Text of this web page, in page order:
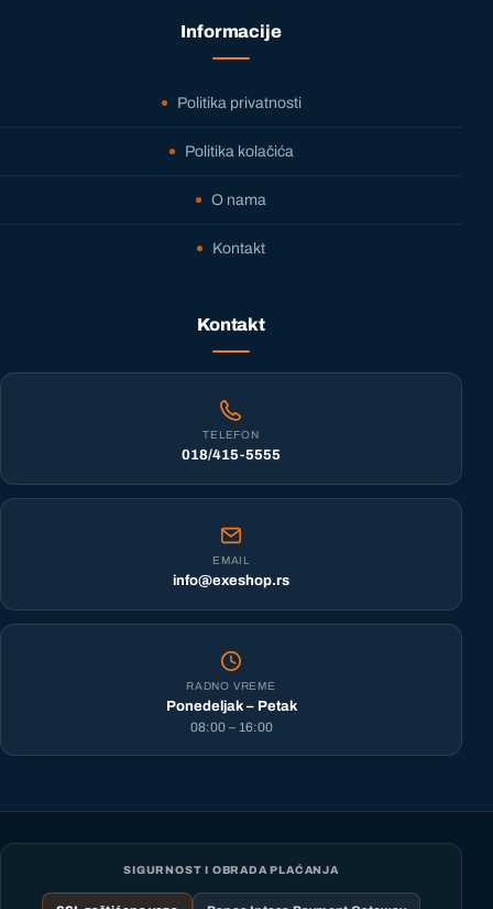
Informacije
Politika privatnosti
Politika kolačića
O nama
Kontakt
Kontakt
TELEFON
018/415-5555
EMAIL
info@exeshop.rs
RADNO VREME
Ponedeljak – Petak
08:00 – 16:00
SIGURNOST I OBRADA PLAĆANJA